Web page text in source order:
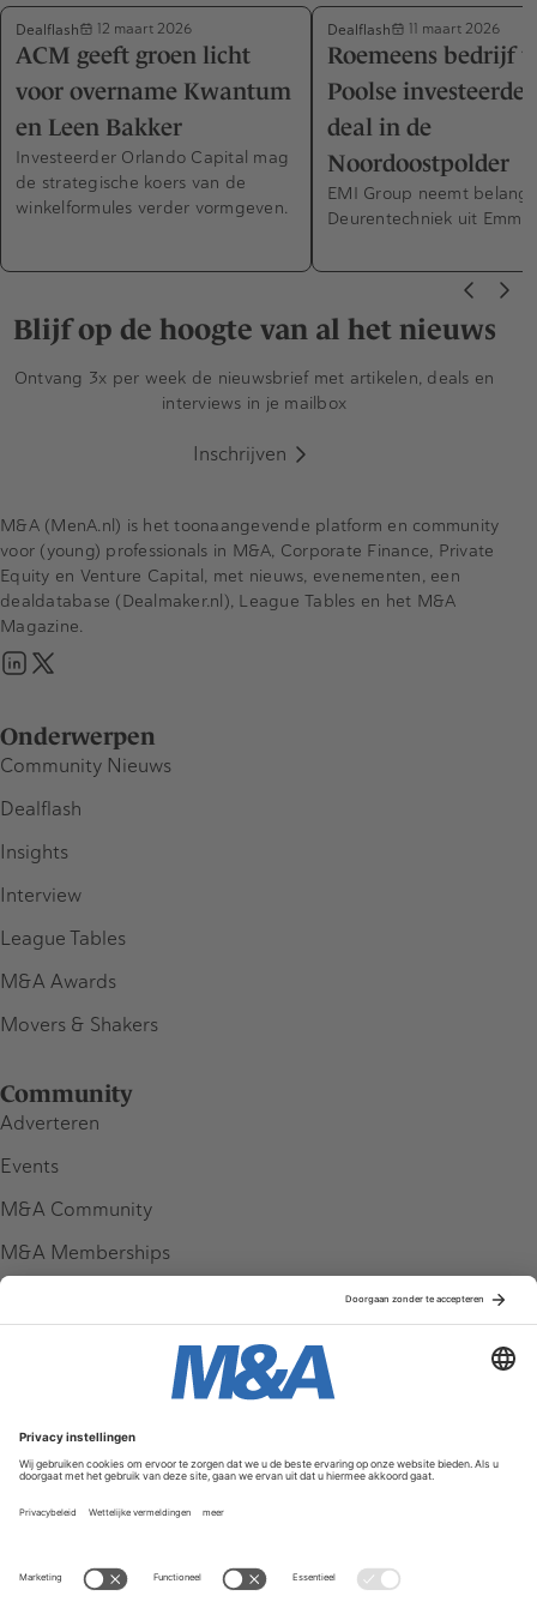
Dealflash 12 maart 2026
ACM geeft groen licht
voor overname Kwantum
en Leen Bakker
Investeerder Orlando Capital mag
de strategische koers van de
winkelformules verder vormgeven.
Dealflash 11 maart 2026
Roemeens bedrijf
Poolse
deal in de
Noordoostpolder
EMI Group neemt belang
Deurentechniek uit
Blijf op de hoogte van al het nieuws
Ontvang 3x per week de nieuwsbrief met artikelen, deals en
interviews in je mailbox
Inschrijven
Onderwerpen
Community Nieuws
Dealflash
Insights
Interview
League Tables
M&A Awards
Movers & Shakers
Community
Adverteren
Events
M&A Community
M&A Memberships
Service & Contact
Contact
FAQ
Werken bij ons
M&A (MenA.nl) is het toonaangevende platform en community
voor (young) professionals in M&A, Corporate Finance, Private
Equity en Venture Capital, met nieuws, evenementen, een
dealdatabase (Dealmaker.nl), League Tables en het M&A
Magazine.